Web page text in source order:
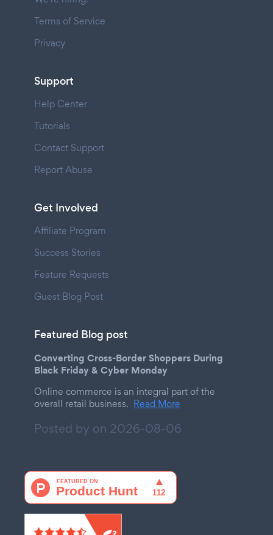
Terms of Service
Privacy
Support
Help Center
Tutorials
Contact Support
Report Abuse
Get Involved
Affiliate Program
Success Stories
Feature Requests
Guest Blog Post
Featured Blog post
Converting Cross-Border Shoppers During
Black Friday & Cyber Monday
Online commerce is an integral part of the
overall retail business. Read More
Posted by on 2026-08-06